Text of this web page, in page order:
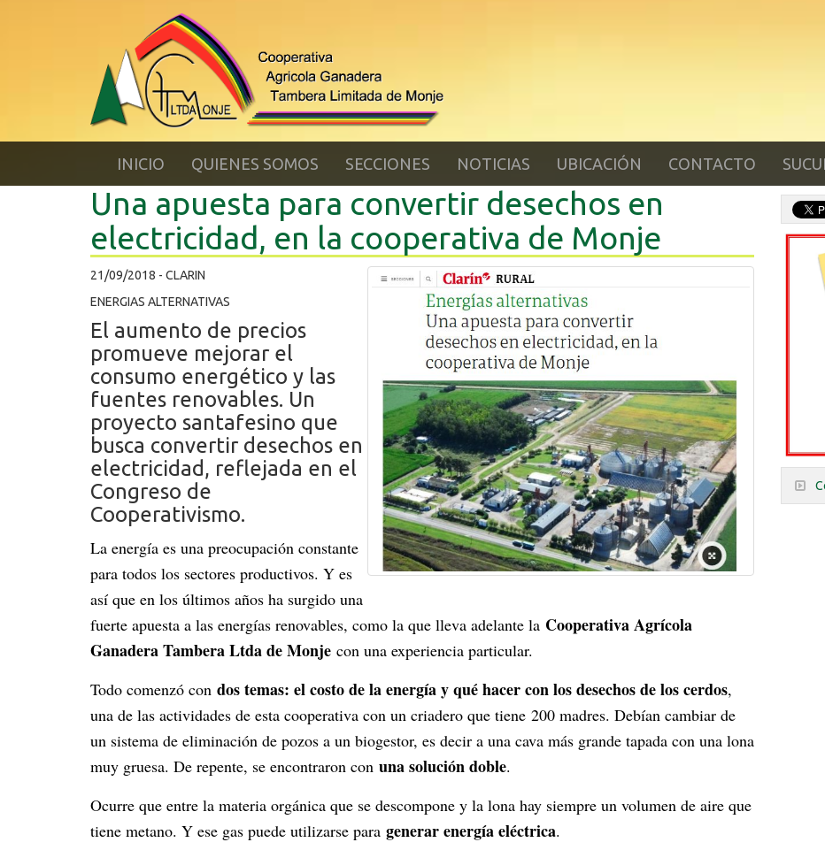
INICIO QUIENES SOMOS SECCIONES NOTICIAS UBICACIÓN CONTACTO
Una apuesta para convertir desechos en
electricidad, en la cooperativa de Monje
21/09/2018 - CLARIN
ENERGIAS ALTERNATIVAS
El aumento de precios
promueve mejorar el
consumo energético y las
fuentes renovables. Un
proyecto santafesino que
busca convertir desechos en
electricidad, reflejada en el
Congreso de
Cooperativismo.
La energía es una preocupación constante
para todos los sectores productivos. Y es
así que en los últimos años ha surgido una
fuerte apuesta a las energías renovables, como la que lleva adelante la Cooperativa Agrícola
Ganadera Tambera Ltda de Monje con una experiencia particular.
Todo comenzó con dos temas: el costo de la energía y qué hacer con los desechos de los cerdos,
una de las actividades de esta cooperativa con un criadero que tiene 200 madres. Debían cambiar de
un sistema de eliminación de pozos a un biogestor, es decir a una cava más grande tapada con una lona
muy gruesa. De repente, se encontraron con una solución doble.
Ocurre que entre la materia orgánica que se descompone y la lona hay siempre un volumen de aire que
tiene metano. Y ese gas puede utilizarse para generar energía eléctrica.